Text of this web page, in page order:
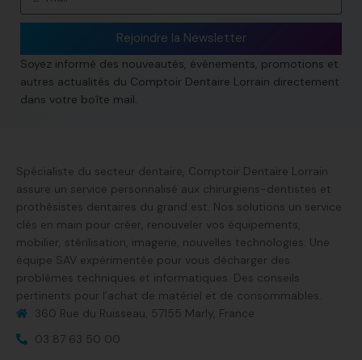
Rejoindre la Newsletter
Soyez informé des nouveautés, évènements, promotions et
autres actualités du Comptoir Dentaire Lorrain directement
dans votre boîte mail.
Spécialiste du secteur dentaire, Comptoir Dentaire Lorrain
assure un service personnalisé aux chirurgiens-dentistes et
prothésistes dentaires du grand est. Nos solutions un service
clés en main pour créer, renouveler vos équipements,
mobilier, stérilisation, imagerie, nouvelles technologies. Une
équipe SAV expérimentée pour vous décharger des
problèmes techniques et informatiques. Des conseils
pertinents pour l’achat de matériel et de consommables.
360 Rue du Ruisseau, 57155 Marly, France​
03 87 63 50 00